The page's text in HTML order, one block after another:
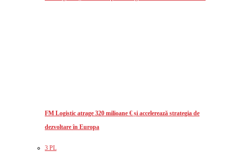
FM Logistic atrage 320 milioane € și accelerează strategia de
dezvoltare în Europa
3 PL